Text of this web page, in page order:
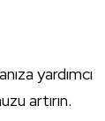
yardımcı
artırın.